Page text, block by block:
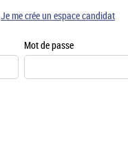
Mot de passe
Je me crée un espace candidat